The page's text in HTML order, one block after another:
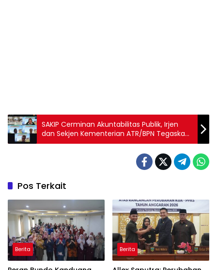
SAKIP Cerminan Akuntabilitas Publik, Irjen
dan Sekjen Kementerian ATR/BPN Tegaskan
Peran Strategis Pemimpin dan Integritas
Pos Terkait
Berita Berita